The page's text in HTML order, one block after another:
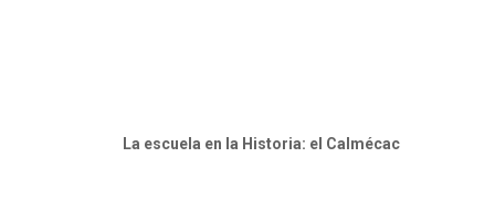
⁠La escuela en la Historia: el Calmécac